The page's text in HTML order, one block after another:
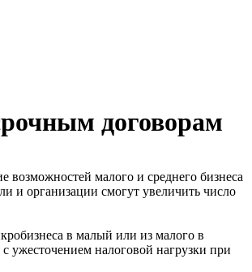
договорам
малого и среднего бизнеса
и организации смогут увеличить число
в малый или из малого в
ужесточением налоговой нагрузки при